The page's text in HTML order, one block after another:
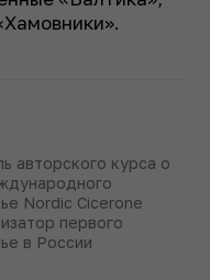
авторского курса о
Nordic Cicerone
первого
в России